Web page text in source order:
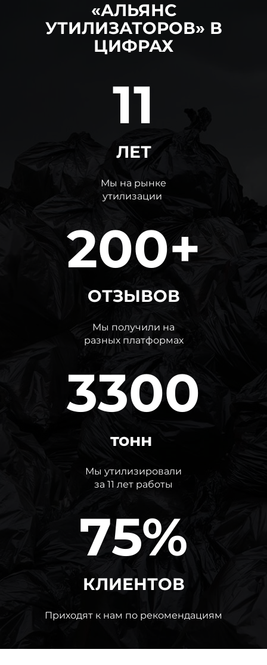
«АЛЬЯНС
УТИЛИЗАТОРОВ» В
ЦИФРАХ
11
ЛЕТ
Мы на рынке
утилизации
200+
ОТЗЫВОВ
Мы получили на
разных платформах
3300
тонн
Мы утилизировали
за 11 лет работы
75%
КЛИЕНТОВ
Приходят к нам по рекомендациям